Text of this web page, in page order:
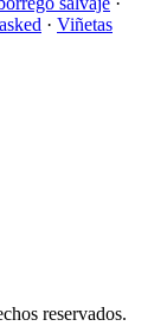
· Viñetas
reservados.